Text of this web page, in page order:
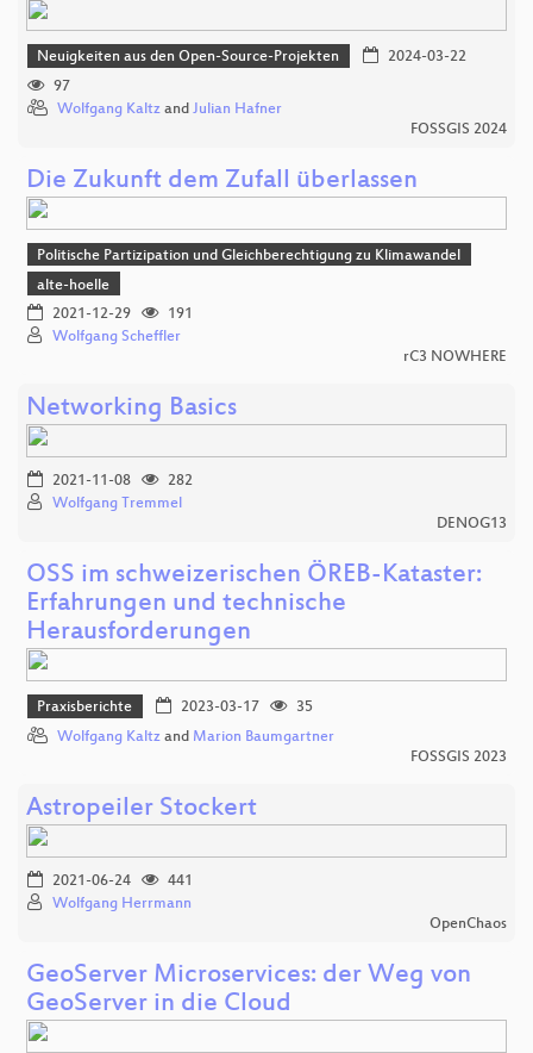
Neuigkeiten aus den Open-Source-Projekten
2024-03-22
97
Wolfgang Kaltz and Julian Hafner
FOSSGIS 2024
Die Zukunft dem Zufall überlassen
Politische Partizipation und Gleichberechtigung zu Klimawandel
alte-hoelle
2021-12-29
191
Wolfgang Scheffler
rC3 NOWHERE
Networking Basics
2021-11-08
282
Wolfgang Tremmel
DENOG13
OSS im schweizerischen ÖREB-Kataster:
Erfahrungen und technische
Herausforderungen
Praxisberichte 2023-03-17
35
Wolfgang Kaltz and Marion Baumgartner
FOSSGIS 2023
Astropeiler Stockert
2021-06-24
441
Wolfgang Herrmann
OpenChaos
GeoServer Microservices: der Weg von
GeoServer in die Cloud